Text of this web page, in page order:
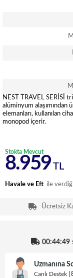
NEST TRAVEL SERİSİ
alüminyum
elemanları, kullanılan
monopod içerir.
Stokta Mevcut
8.959 TL
Havale ve Eft ile
Ücretsiz
00:44:49
Uzmanına
Canlı Destek